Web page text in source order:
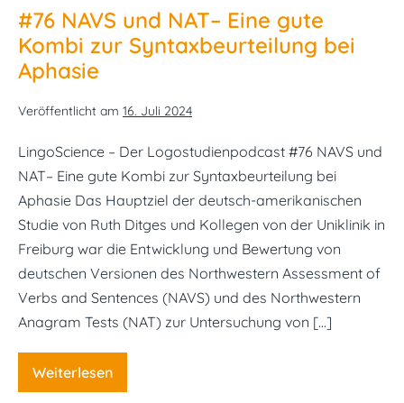
macht
die
Therapie!
#76 NAVS und NAT– Eine gute
Kombi zur Syntaxbeurteilung bei
Aphasie​
Veröffentlicht am 16. Juli 2024
LingoScience – Der Logostudienpodcast #76 NAVS und
NAT– Eine gute Kombi zur Syntaxbeurteilung bei
Aphasie​ Das Hauptziel der deutsch-amerikanischen
Studie von Ruth Ditges und Kollegen von der Uniklinik in
Freiburg war die Entwicklung und Bewertung von
deutschen Versionen des Northwestern Assessment of
Verbs and Sentences (NAVS) und des Northwestern
Anagram Tests (NAT) zur Untersuchung von […]
Weiterlesen
#76
NAVS